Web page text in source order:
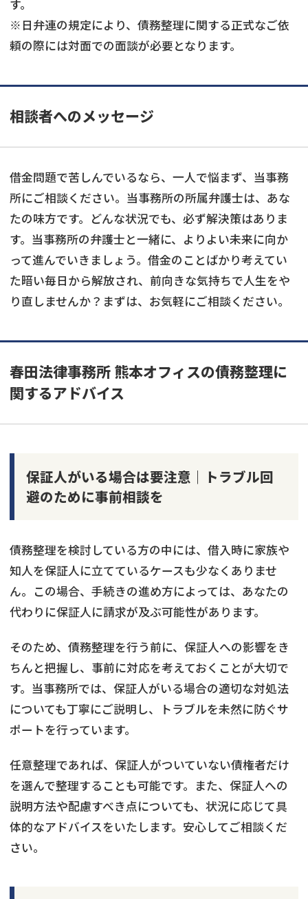
す。
※日弁連の規定により、債務整理に関する正式なご依
頼の際には対面での面談が必要となります。
相談者へのメッセージ
借金問題で苦しんでいるなら、一人で悩まず、当事務
所にご相談ください。当事務所の所属弁護士は、あな
たの味方です。どんな状況でも、必ず解決策はありま
す。当事務所の弁護士と一緒に、よりよい未来に向か
って進んでいきましょう。借金のことばかり考えてい
た暗い毎日から解放され、前向きな気持ちで人生をや
り直しませんか？まずは、お気軽にご相談ください。
春田法律事務所 熊本オフィスの債務整理に
関するアドバイス
保証人がいる場合は要注意｜トラブル回
避のために事前相談を
債務整理を検討している方の中には、借入時に家族や
知人を保証人に立てているケースも少なくありませ
ん。この場合、手続きの進め方によっては、あなたの
代わりに保証人に請求が及ぶ可能性があります。
そのため、債務整理を行う前に、保証人への影響をき
ちんと把握し、事前に対応を考えておくことが大切で
す。当事務所では、保証人がいる場合の適切な対処法
についても丁寧にご説明し、トラブルを未然に防ぐサ
ポートを行っています。
任意整理であれば、保証人がついていない債権者だけ
を選んで整理することも可能です。また、保証人への
説明方法や配慮すべき点についても、状況に応じて具
体的なアドバイスをいたします。安心してご相談くだ
さい。